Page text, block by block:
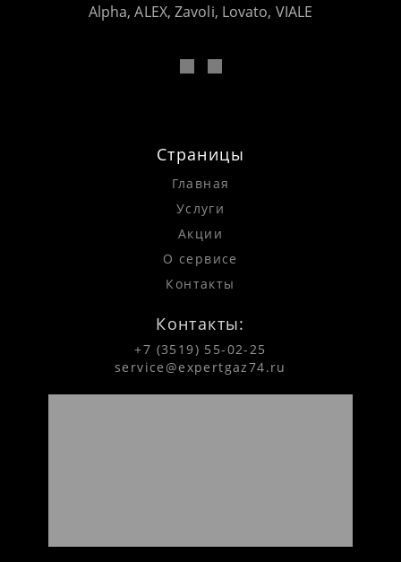
Alpha, ALEX, Zavoli, Lovato, VIALE
Страницы
Главная
Услуги
Акции
О сервисе
Контакты
Контакты:
+7 (3519) 55-02-25
service@expertgaz74.ru